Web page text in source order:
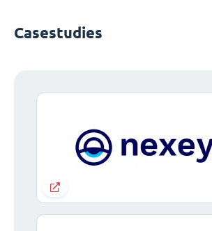
Casestudies